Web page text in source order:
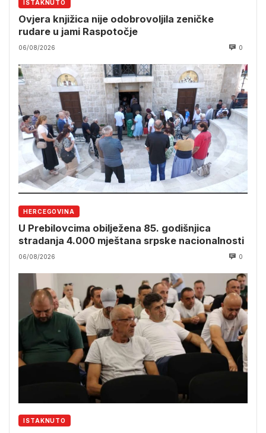
ISTAKNUTO
Ovjera knjižica nije odobrovoljila zeničke
rudare u jami Raspotočje
06/08/2026 0
HERCEGOVINA
U Prebilovcima obilježena 85. godišnjica
stradanja 4.000 mještana srpske nacionalnosti
06/08/2026 0
ISTAKNUTO